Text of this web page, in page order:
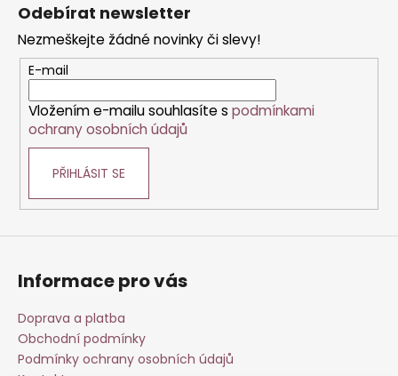
Odebírat newsletter
Nezmeškejte žádné novinky či slevy!
E-mail
Vložením e-mailu souhlasíte s podmínkami
ochrany osobních údajů
PŘIHLÁSIT SE
Informace pro vás
Doprava a platba
Obchodní podmínky
Podmínky ochrany osobních údajů